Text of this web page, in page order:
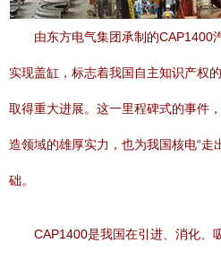
由东方电气集团承制的CAP1400
实现盖缸，标志着我国自主知识产权
取得重大进展。这一里程碑式的事件
造领域的雄厚实力，也为我国核电“走
础。
CAP1400是我国在引进、消化、